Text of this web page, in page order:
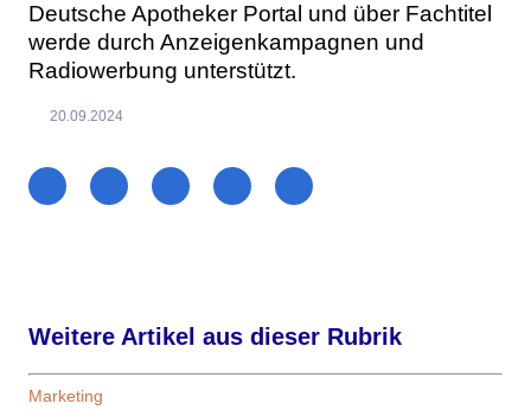
Deutsche Apotheker Portal und über Fachtitel
werde durch Anzeigenkampagnen und
Radiowerbung unterstützt.
20.09.2024
Weitere Artikel aus dieser Rubrik
Marketing